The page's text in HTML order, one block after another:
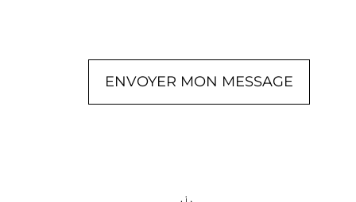
ENVOYER MON MESSAGE